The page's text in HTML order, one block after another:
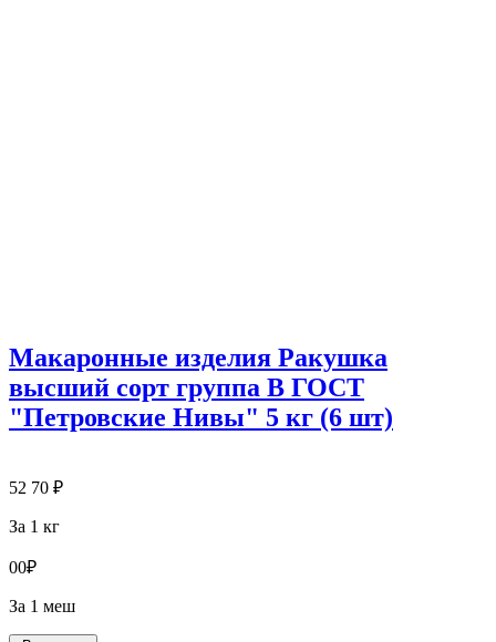
Макаронные изделия Ракушка
высший сорт группа В ГОСТ
"Петровские Нивы" 5 кг (6 шт)
52 70 ₽
За 1 кг
00₽
За 1 меш